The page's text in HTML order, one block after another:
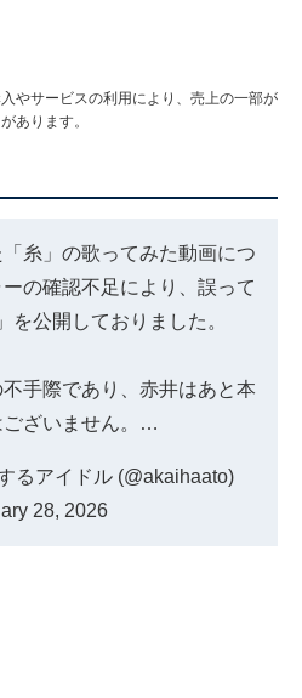
やサービスの利用により、売上の一部が
あります。
糸」の歌ってみた動画につ
の確認不足により、誤って
を公開しておりました。
手際であり、赤井はあと本
ございません。…
るアイドル (@akaihaato)
28, 2026